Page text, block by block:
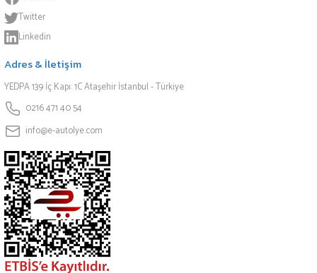
Twitter
Linkedin
Adres & İletişim
YEDPA 139 İç Kapı: 1C Ataşehir İstanbul - Türkiye
0216 471 40 54
info@e-autolye.com